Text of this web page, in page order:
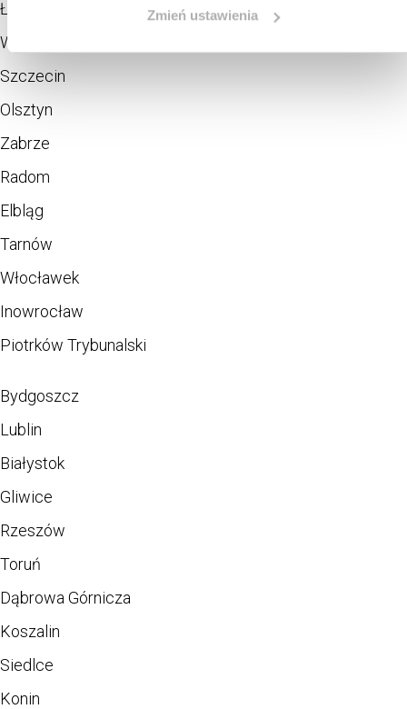
Zmień ustawienia
Łódź
Wrocław
Szczecin
Olsztyn
Zabrze
Radom
Elbląg
Tarnów
Włocławek
Inowrocław
Piotrków Trybunalski
Bydgoszcz
Lublin
Białystok
Gliwice
Rzeszów
Toruń
Dąbrowa Górnicza
Koszalin
Siedlce
Konin